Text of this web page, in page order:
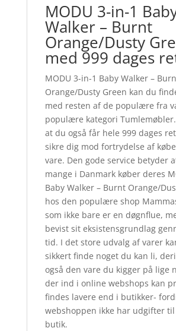
MODU 3-in-1
Walker – Burnt
Orange/Dusty
med 999 dages
MODU 3-in-1 Baby Walker –
Orange/Dusty Green kan du
med resten af de populære fra
populære kategori
at du også får hele 999 dages
sikre dig mod fortrydelse af
vare. Den gode service betyder
mange i Danmark køber deres
Baby Walker – Burnt Orange/
hos den populære shop
som ikke bare er en døgnflue,
bevist sit eksistensgrundlag
tid. I det store udvalg af varer
sikkert finde noget du kan li,
også den vare du kigger på lige
der ind i online webshops kan
findes lavere end i butikker-
webshoppen ikke har udgifter
butik.